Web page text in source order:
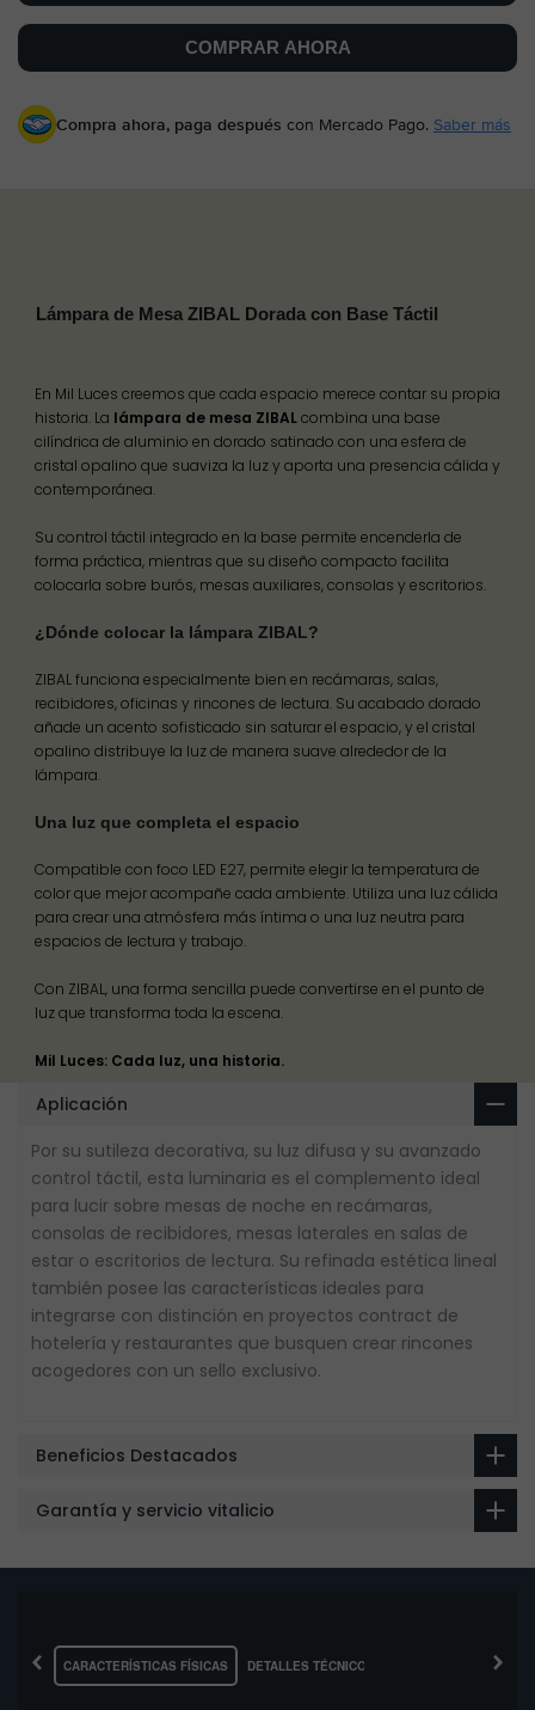
COMPRAR AHORA
Compra ahora, paga después con Mercado Pago. Saber más
Lámpara de Mesa ZIBAL Dorada con Base Táctil
En Mil Luces creemos que cada espacio merece contar su propia
historia. La lámpara de mesa ZIBALcombina una base
cilíndrica de aluminio en dorado satinado con una esfera de
cristal opalino que suaviza la luz y aporta una presencia cálida y
contemporánea.
Su control táctil integrado en la base permite encenderla de
forma práctica, mientras que su diseño compacto facilita
colocarla sobre burós, mesas auxiliares, consolas y escritorios.
¿Dónde colocar la lámpara ZIBAL?
ZIBAL funciona especialmente bien en recámaras, salas,
recibidores, oficinas y rincones de lectura. Su acabado dorado
añade un acento sofisticado sin saturar el espacio, y el cristal
opalino distribuye la luz de manera suave alrededor de la
lámpara.
Una luz que completa el espacio
Compatible con foco LED E27, permite elegir la temperatura de
color que mejor acompañe cada ambiente. Utiliza una luz cálida
para crear una atmósfera más íntima o una luz neutra para
espacios de lectura y trabajo.
Con ZIBAL, una forma sencilla puede convertirse en el punto de
luz que transforma toda la escena.
Mil Luces: Cada luz, una historia.
Aplicación
Por su sutileza decorativa, su luz difusa y su avanzado
control táctil, esta luminaria es el complemento ideal
para lucir sobre mesas de noche en recámaras,
consolas de recibidores, mesas laterales en salas de
estar o escritorios de lectura. Su refinada estética lineal
también posee las características ideales para
integrarse con distinción en proyectos contract de
hotelería y restaurantes que busquen crear rincones
acogedores con un sello exclusivo.
Beneficios Destacados
Garantía y servicio vitalicio
‹ CARACTERÍSTICAS FÍSICAS DETALLES TÉCNICOS ›